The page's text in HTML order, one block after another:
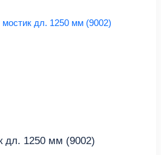
дл. 1250 мм (9002)